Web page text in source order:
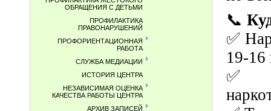
ОБРАЩЕНИЯ С ДЕТЬМИ
ПРОФИЛАКТИКА
ПРАВОНАРУШЕНИЙ
ПРОФОРИЕНТАЦИОННАЯ
РАБОТА
СЛУЖБА МЕДИАЦИИ
ИСТОРИЯ ЦЕНТРА
НЕЗАВИСИМАЯ ОЦЕНКА
КАЧЕСТВА РАБОТЫ ЦЕНТРА
АРХИВ ЗАПИСЕЙ
📞
✅
19-16
✅